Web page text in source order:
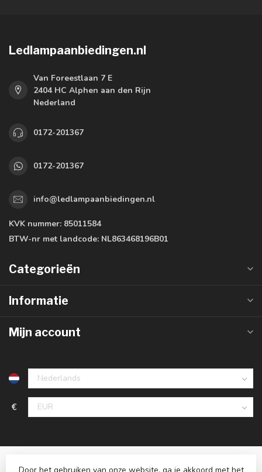
Ledlampaanbiedingen.nl
Van Foreestlaan 7 E
2404 HC Alphen aan den Rijn
Nederland
0172-201367
0172-201367
info@ledlampaanbiedingen.nl
KVK nummer: 85011584
BTW-nr met landcode: NL863468196B01
Categorieën
Informatie
Mijn account
€